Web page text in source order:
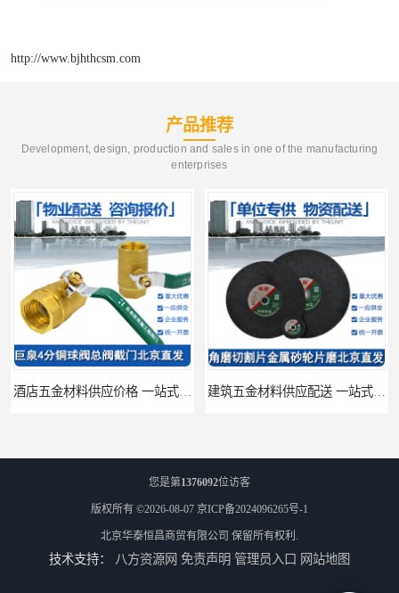
http://www.bjhthcsm.com
产品推荐
Development, design, production and sales in one of the manufacturing
enterprises
您是第1376092位访客
版权所有 ©2026-08-07 京ICP备2024096265号-1
北京华泰恒昌商贸有限公司 保留所有权利.
技术支持： 八方资源网 免责声明 管理员入口 网站地图